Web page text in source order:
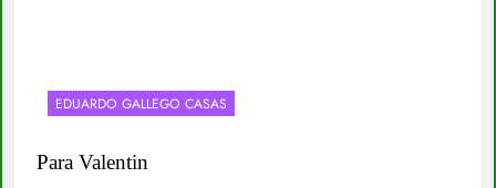
EDUARDO GALLEGO CASAS
Para Valentin